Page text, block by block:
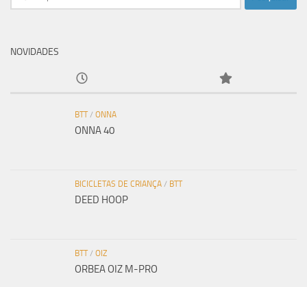
por:
NOVIDADES
BTT/ ONNA
ONNA 40
BICICLETAS DE CRIANÇA / BTT
DEED HOOP
BTT/ OIZ
ORBEA OIZ M-PRO